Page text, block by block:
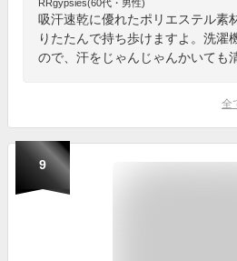
RRgypsies(60代・男性)
吸汗速乾に優れたポリエステル素
りたたんで持ち歩けますよ。洗濯
ので、汗をじゃんじゃんかいても
全
9